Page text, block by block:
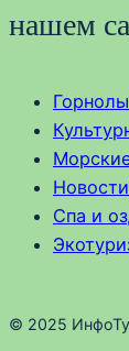
нашем
Новости
Спа и
© 2025